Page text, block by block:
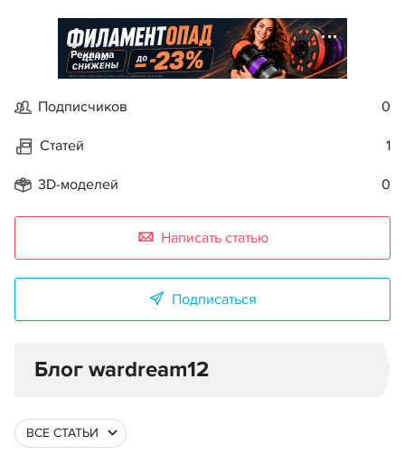
Реклама
Подписчиков 0
Статей 1
3D-моделей 0
Написать статью
Подписаться
Блог wardream12
ВСЕ СТАТЬИ